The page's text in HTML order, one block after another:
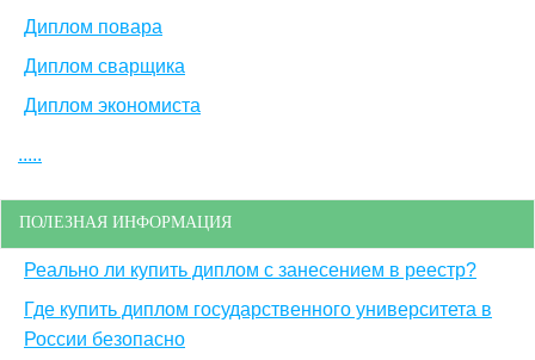
Диплом повара
Диплом сварщика
Диплом экономиста
.....
ПОЛЕЗНАЯ ИНФОРМАЦИЯ
Реально ли купить диплом с занесением в реестр?
Где купить диплом государственного университета в
России безопасно